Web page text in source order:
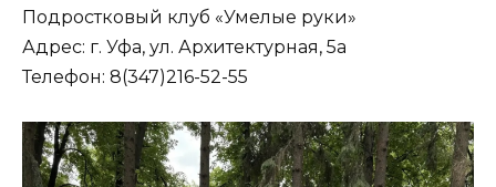
Подростковый клуб «Умелые руки»
Адрес: г. Уфа, ул. Архитектурная, 5а
Телефон: 8(347)216-52-55